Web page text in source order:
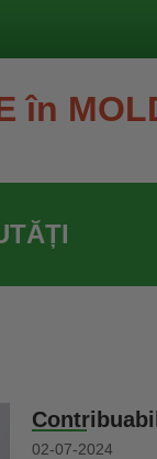
în
02-07-2024